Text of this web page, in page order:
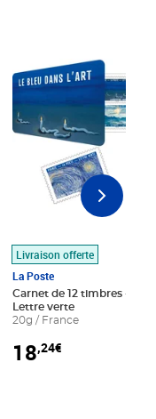
au panier
Livraison offerte
La Poste
Carnet de 12 timbres - Le
Lettre verte
20g / France
18,24€